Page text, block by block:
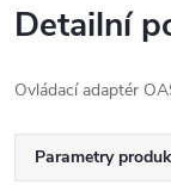
Detailní
Ovládací adaptér
Parametry